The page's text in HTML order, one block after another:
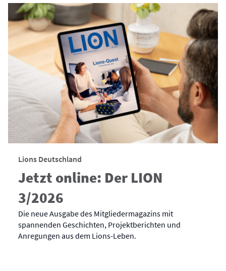
Lions Deutschland
Jetzt online: Der LION
3/2026
Die neue Ausgabe des Mitgliedermagazins mit
spannenden Geschichten, Projektberichten und
Anregungen aus dem Lions-Leben.